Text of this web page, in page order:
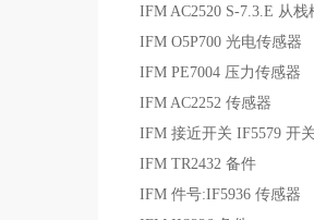
IFM AC2520 S-7.3.E 从栈
IFM O5P700 光电传感器
IFM PE7004 压力传感器
IFM AC2252 传感器
IFM 接近开关 IF5579 开
IFM TR2432 备件
IFM 件号:IF5936 传感器